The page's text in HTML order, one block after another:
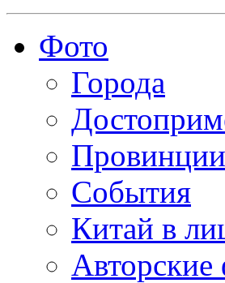
Фото
Города
Провинции
События
Китай в
Авторские